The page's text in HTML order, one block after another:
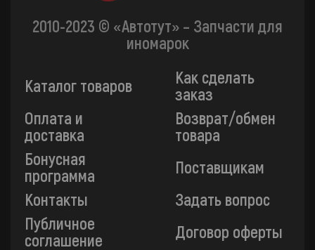
2010-2023 © «Автотут» – Запчасти для
иномарок
Каталог товаров
Как сделать
заказ
Оплата и
доставка
Возврат/обмен
товара
Бонусная
программа
Поставщикам
Контакты
Задать вопрос
Публичное
соглашение
Договор оферты